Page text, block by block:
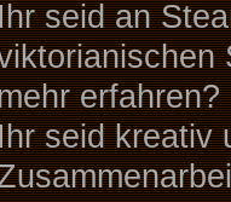
seid an
erfahren?
seid kreativ